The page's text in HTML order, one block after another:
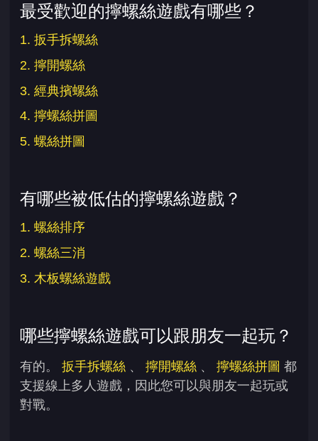
最受歡迎的擰螺絲遊戲有哪些？
1. 扳手拆螺絲
2. 擰開螺絲
3. 經典擯螺絲
4. 擰螺絲拼圖
5. 螺絲拼圖
有哪些被低估的擰螺絲遊戲？
1. 螺絲排序
2. 螺絲三消
3. 木板螺絲遊戲
哪些擰螺絲遊戲可以跟朋友一起玩？
有的。 扳手拆螺絲 、 擰開螺絲 、 擰螺絲拼圖 都
支援線上多人遊戲，因此您可以與朋友一起玩或
對戰。